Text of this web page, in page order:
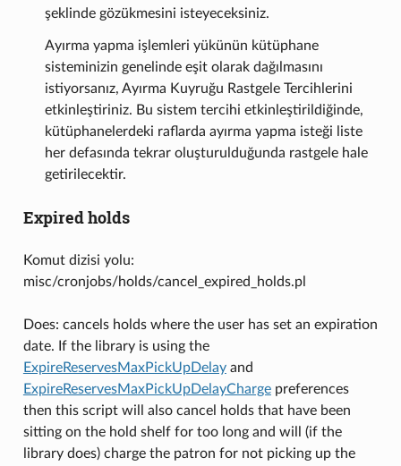
şeklinde gözükmesini isteyeceksiniz.
Ayırma yapma işlemleri yükünün kütüphane
sisteminizin genelinde eşit olarak dağılmasını
istiyorsanız, Ayırma Kuyruğu Rastgele Tercihlerini
etkinleştiriniz. Bu sistem tercihi etkinleştirildiğinde,
kütüphanelerdeki raflarda ayırma yapma isteği liste
her defasında tekrar oluşturulduğunda rastgele hale
getirilecektir.
Expired holds
Komut dizisi yolu:
misc/cronjobs/holds/cancel_expired_holds.pl
Does: cancels holds where the user has set an expiration
date. If the library is using the
ExpireReservesMaxPickUpDelayand
ExpireReservesMaxPickUpDelayChargepreferences
then this script will also cancel holds that have been
sitting on the hold shelf for too long and will (if the
library does) charge the patron for not picking up the